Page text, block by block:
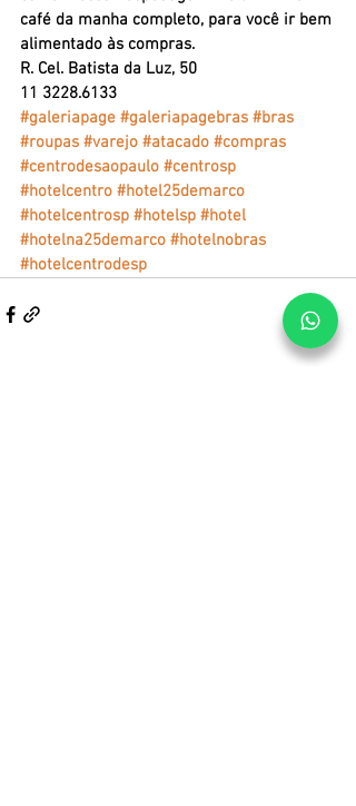
café da manha completo, para você ir bem
alimentado às compras.
R. Cel. Batista da Luz, 50
11 3228.6133
#galeriapage #galeriapagebras #bras
#roupas #varejo #atacado #compras
#centrodesaopaulo #centrosp
#hotelcentro #hotel25demarco
#hotelcentrosp #hotelsp #hotel
#hotelna25demarco #hotelnobras
#hotelcentrodesp